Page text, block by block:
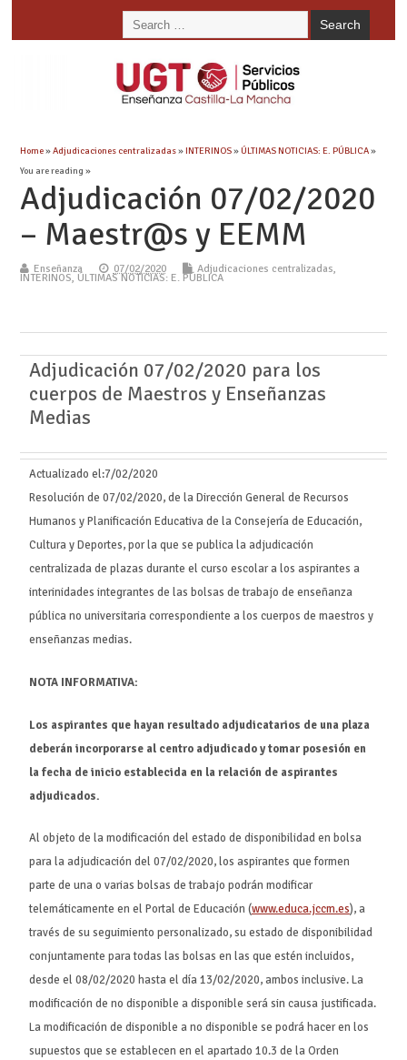
Home»Adjudicaciones centralizadas»INTERINOS»ÚLTIMAS NOTICIAS: E. PÚBLICA»
You are reading »
Adjudicación 07/02/2020
– Maestr@s y EEMM
Enseñanza 07/02/2020 Adjudicaciones centralizadas,
INTERINOS, ÚLTIMAS NOTICIAS: E. PÚBLICA
Adjudicación 07/02/2020 para los
cuerpos de Maestros y Enseñanzas
Medias
Actualizado el:7/02/2020
Resolución de 07/02/2020, de la Dirección General de Recursos
Humanos y Planificación Educativa de la Consejería de Educación,
Cultura y Deportes, por la que se publica la adjudicación
centralizada de plazas durante el curso escolar a los aspirantes a
interinidades integrantes de las bolsas de trabajo de enseñanza
pública no universitaria correspondiente a los cuerpos de maestros y
enseñanzas medias.
NOTA INFORMATIVA:
Los aspirantes que hayan resultado adjudicatarios de una plaza
deberán incorporarse al centro adjudicado y tomar posesión en
la fecha de inicio establecida en la relación de aspirantes
adjudicados.
Al objeto de la modificación del estado de disponibilidad en bolsa
para la adjudicación del 07/02/2020, los aspirantes que formen
parte de una o varias bolsas de trabajo podrán modificar
telemáticamente en el Portal de Educación (www.educa.jccm.es), a
través de su seguimiento personalizado, su estado de disponibilidad
conjuntamente para todas las bolsas en las que estén incluidos,
desde el 08/02/2020 hasta el día 13/02/2020, ambos inclusive. La
modificación de no disponible a disponible será sin causa justificada.
La modificación de disponible a no disponible se podrá hacer en los
supuestos que se establecen en el apartado 10.3 de la Orden